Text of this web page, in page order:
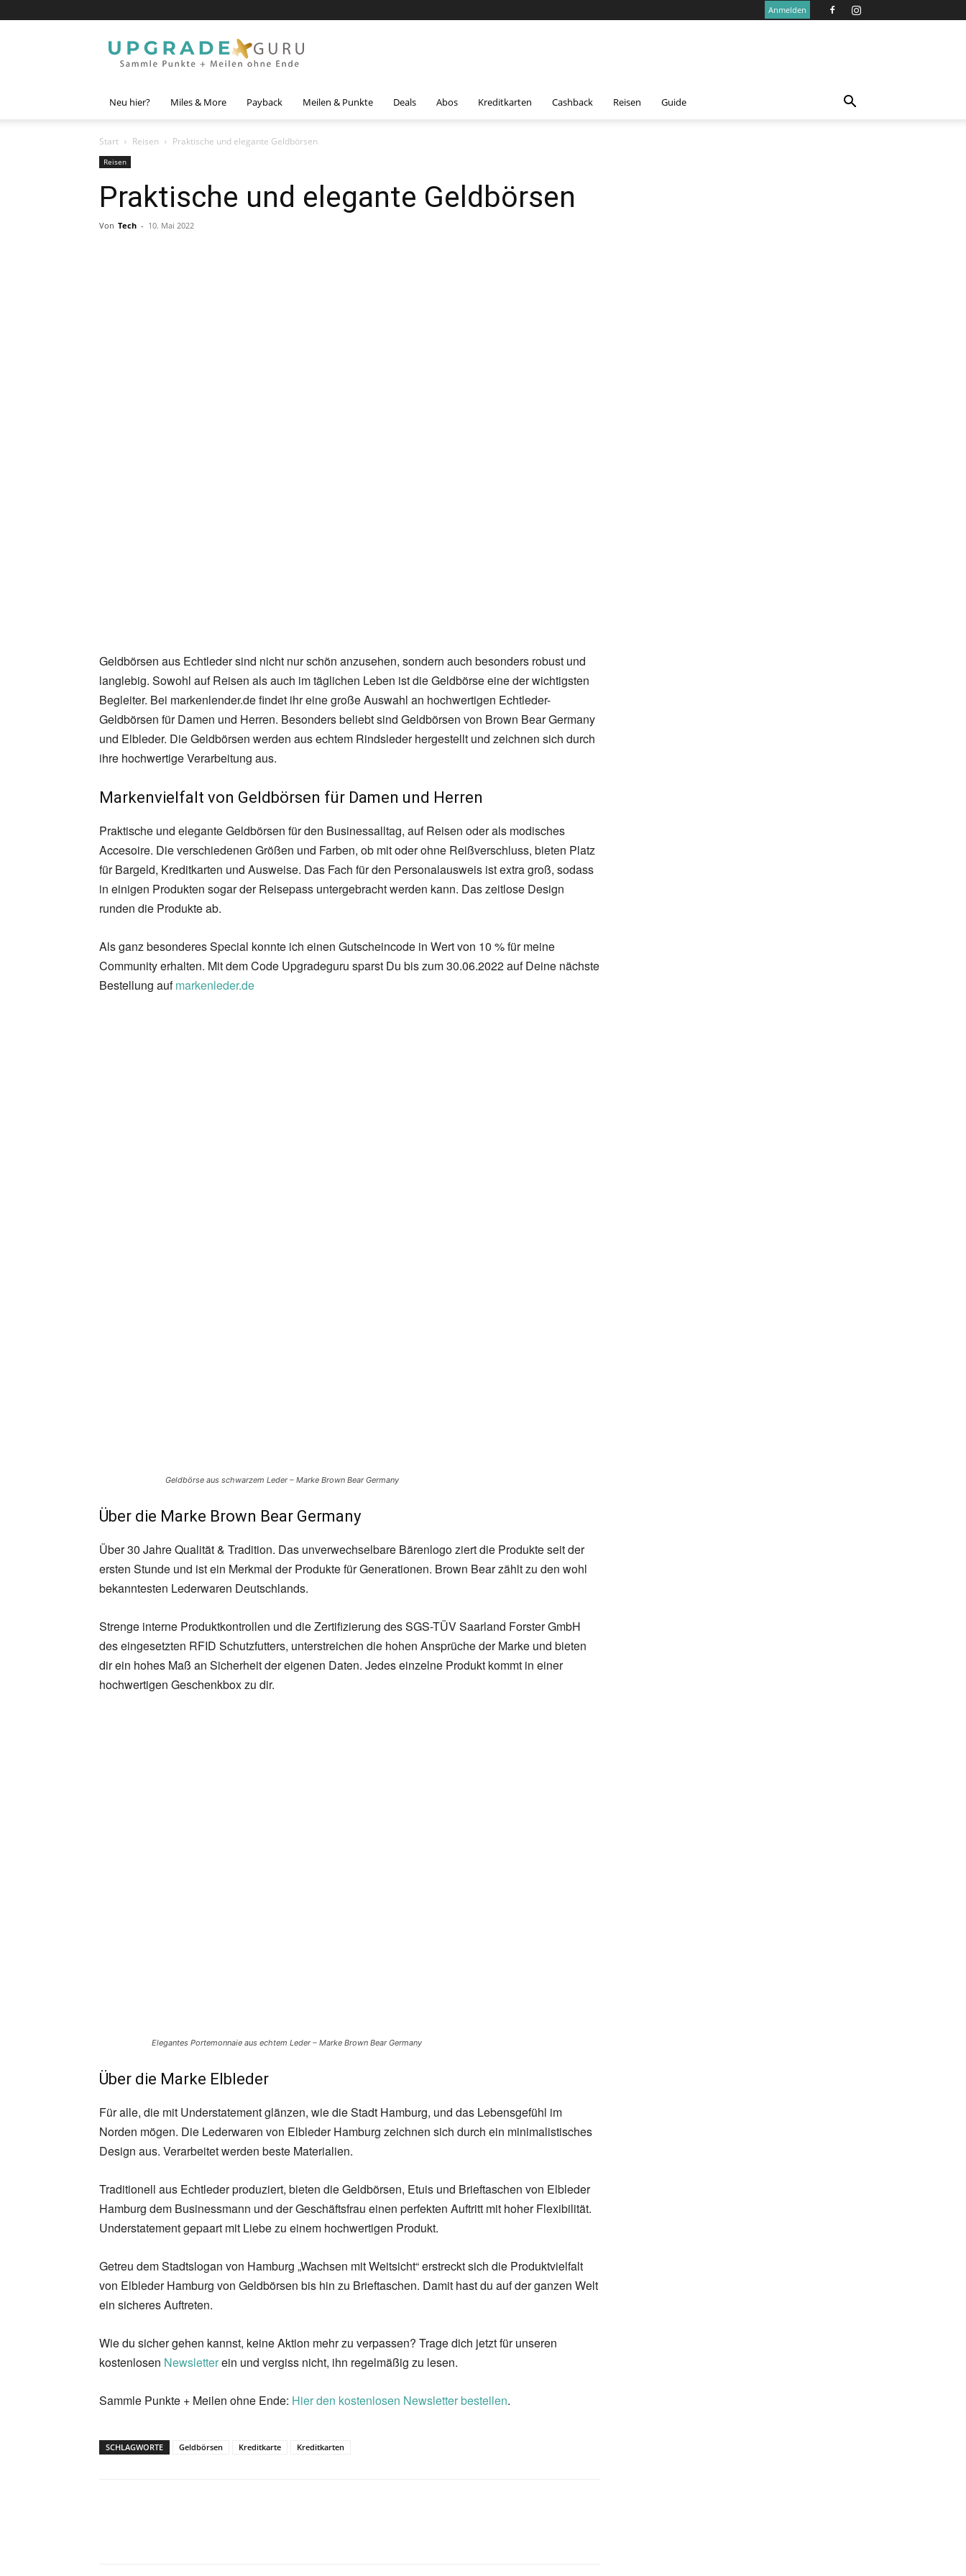
Anmelden
Guru
Neu hier? Miles & More Payback Meilen & Punkte Deals Abos Kreditkarten Cashback Reisen Guide
Start Reisen Praktische und elegante Geldbörsen
Reisen
Praktische und elegante Geldbörsen
Von Tech - 10. Mai 2022
Geldbörsen aus Echtleder sind nicht nur schön anzusehen, sondern auch besonders robust und
langlebig. Sowohl auf Reisen als auch im täglichen Leben ist die Geldbörse eine der wichtigsten
Begleiter. Bei markenlender.de findet ihr eine große Auswahl an hochwertigen Echtleder-
Geldbörsen für Damen und Herren. Besonders beliebt sind Geldbörsen von Brown Bear Germany
und Elbleder. Die Geldbörsen werden aus echtem Rindsleder hergestellt und zeichnen sich durch
ihre hochwertige Verarbeitung aus.
Markenvielfalt von Geldbörsen für Damen und Herren
Praktische und elegante Geldbörsen für den Businessalltag, auf Reisen oder als modisches
Accesoire. Die verschiedenen Größen und Farben, ob mit oder ohne Reißverschluss, bieten Platz
für Bargeld, Kreditkarten und Ausweise. Das Fach für den Personalausweis ist extra groß, sodass
in einigen Produkten sogar der Reisepass untergebracht werden kann. Das zeitlose Design
runden die Produkte ab.
Als ganz besonderes Special konnte ich einen Gutscheincode in Wert von 10 % für meine
Community erhalten. Mit dem Code Upgradeguru sparst Du bis zum 30.06.2022 auf Deine nächste
Bestellung aufmarkenleder.de
Geldbörse aus schwarzem Leder – Marke Brown Bear Germany
Über die Marke Brown Bear Germany
Über 30 Jahre Qualität & Tradition. Das unverwechselbare Bärenlogo ziert die Produkte seit der
ersten Stunde und ist ein Merkmal der Produkte für Generationen. Brown Bear zählt zu den wohl
bekanntesten Lederwaren Deutschlands.
Strenge interne Produktkontrollen und die Zertifizierung des SGS-TÜV Saarland Forster GmbH
des eingesetzten RFID Schutzfutters, unterstreichen die hohen Ansprüche der Marke und bieten
dir ein hohes Maß an Sicherheit der eigenen Daten. Jedes einzelne Produkt kommt in einer
hochwertigen Geschenkbox zu dir.
Elegantes Portemonnaie aus echtem Leder – Marke Brown Bear Germany
Über die Marke Elbleder
Für alle, die mit Understatement glänzen, wie die Stadt Hamburg, und das Lebensgefühl im
Norden mögen. Die Lederwaren von Elbleder Hamburg zeichnen sich durch ein minimalistisches
Design aus. Verarbeitet werden beste Materialien.
Traditionell aus Echtleder produziert, bieten die Geldbörsen, Etuis und Brieftaschen von Elbleder
Hamburg dem Businessmann und der Geschäftsfrau einen perfekten Auftritt mit hoher Flexibilität.
Understatement gepaart mit Liebe zu einem hochwertigen Produkt.
Getreu dem Stadtslogan von Hamburg „Wachsen mit Weitsicht“ erstreckt sich die Produktvielfalt
von Elbleder Hamburg von Geldbörsen bis hin zu Brieftaschen. Damit hast du auf der ganzen Welt
ein sicheres Auftreten.
Wie du sicher gehen kannst, keine Aktion mehr zu verpassen? Trage dich jetzt für unseren
kostenlosen Newsletterein und vergiss nicht, ihn regelmäßig zu lesen.
Sammle Punkte + Meilen ohne Ende: Hier den kostenlosen Newsletter bestellen.
SCHLAGWORTE Geldbörsen Kreditkarte Kreditkarten